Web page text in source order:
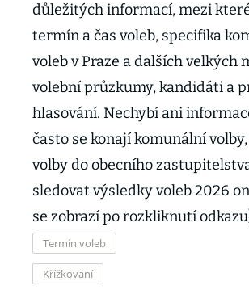
důležitých informací, mezi
termín a čas voleb, specifika
voleb v Praze a dalších velkých
volební průzkumy, kandidáti a
hlasování. Nechybí ani
často se konají komunální
volby do obecního
sledovat výsledky voleb 2026
se zobrazí po rozkliknutí
Termín voleb
Křížkování